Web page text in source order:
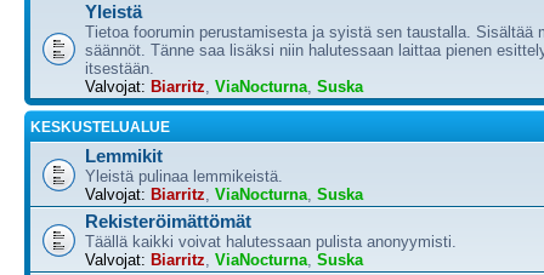
Yleistä
Tietoa foorumin perustamisesta ja syistä sen taustalla. Sisältää
säännöt. Tänne saa lisäksi niin halutessaan laittaa pienen
itsestään.
Valvojat: Biarritz, ViaNocturna, Suska
KESKUSTELUALUE
Lemmikit
Yleistä pulinaa lemmikeistä.
Valvojat: Biarritz, ViaNocturna, Suska
Rekisteröimättömät
Täällä kaikki voivat halutessaan pulista anonyymisti.
Valvojat: Biarritz, ViaNocturna, Suska